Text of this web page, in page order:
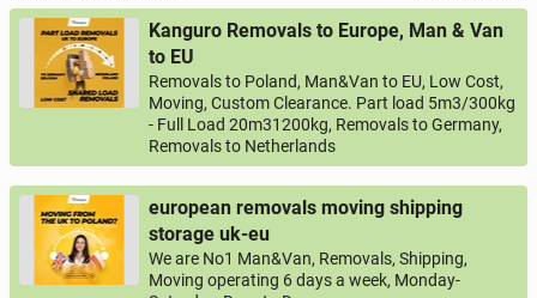
Kanguro Removals to Europe, Man & Van
to EU
Removals to Poland, Man&Van to EU, Low Cost,
Moving, Custom Clearance. Part load 5m3/300kg
- Full Load 20m31200kg, Removals to Germany,
Removals to Netherlands
european removals moving shipping
storage uk-eu
We are No1 Man&Van, Removals, Shipping,
Moving operating 6 days a week, Monday-